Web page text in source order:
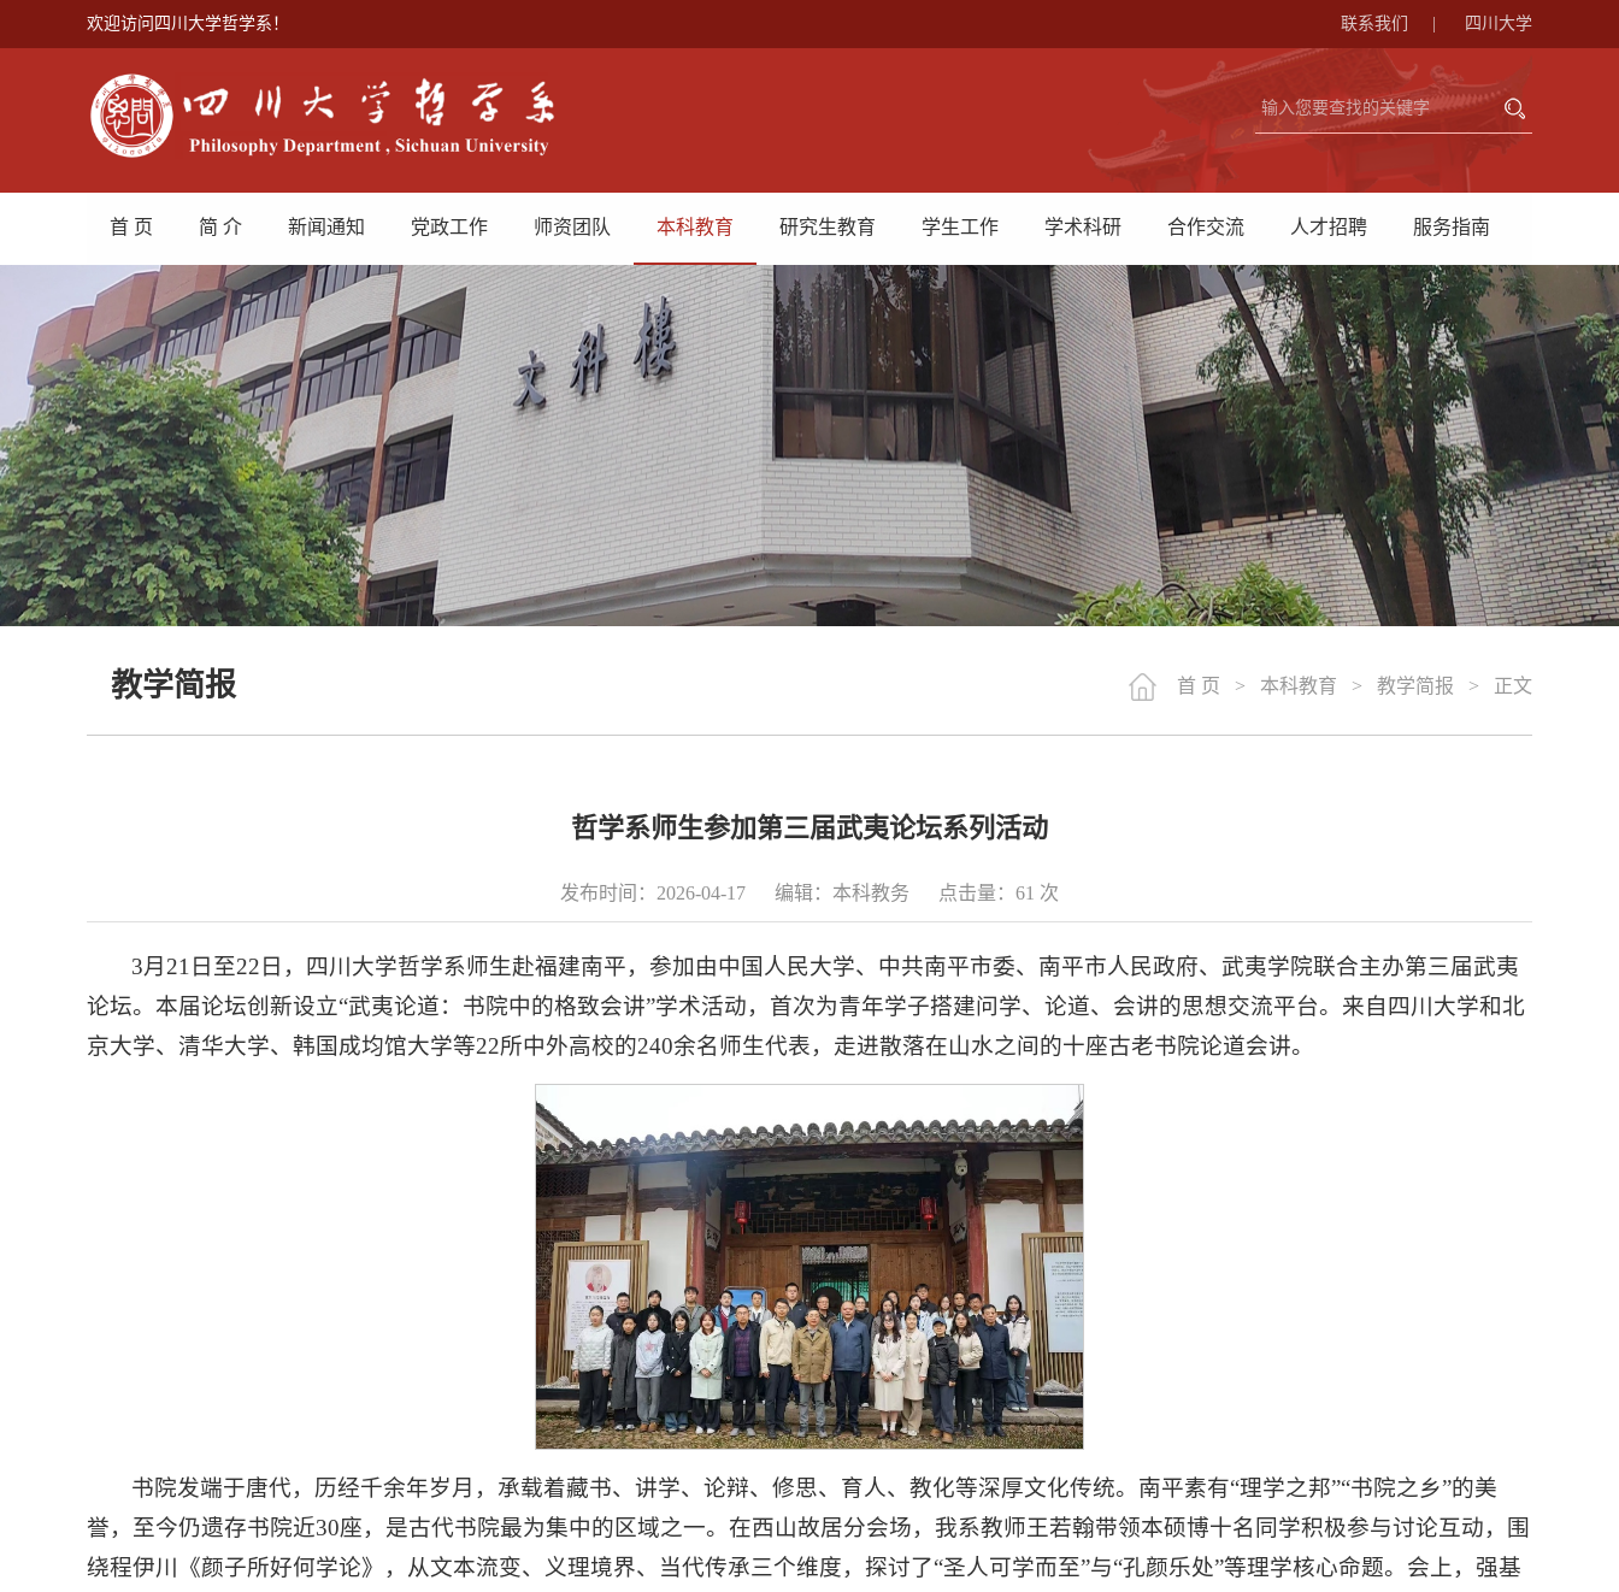
欢迎访问四川大学哲学系！ 联系我们 四川大学
首 页 简 介 新闻通知 党政工作 师资团队 本科教育 研究生教育 学生工作 学术科研 合作交流 人才招聘 服务指南
教学简报 首 页 > 本科教育 > 教学简报 > 正文
哲学系师生参加第三届武夷论坛系列活动
发布时间：2026-04-17 编辑：本科教务 点击量： 61 次
3月21日至22日，四川大学哲学系师生赴福建南平，参加由中国人民大学、中共南平市委、南平市人民政府、武夷学院联合主办第三届武夷
论坛。本届论坛创新设立“武夷论道：书院中的格致会讲”学术活动，首次为青年学子搭建问学、论道、会讲的思想交流平台。来自四川大学和北
京大学、清华大学、韩国成均馆大学等22所中外高校的240余名师生代表，走进散落在山水之间的十座古老书院论道会讲。
书院发端于唐代，历经千余年岁月，承载着藏书、讲学、论辩、修思、育人、教化等深厚文化传统。南平素有“理学之邦”“书院之乡”的美
誉，至今仍遗存书院近30座，是古代书院最为集中的区域之一。在西山故居分会场，我系教师王若翰带领本硕博十名同学积极参与讨论互动，围
绕程伊川《颜子所好何学论》，从文本流变、义理境界、当代传承三个维度，探讨了“圣人可学而至”与“孔颜乐处”等理学核心命题。会上，强基